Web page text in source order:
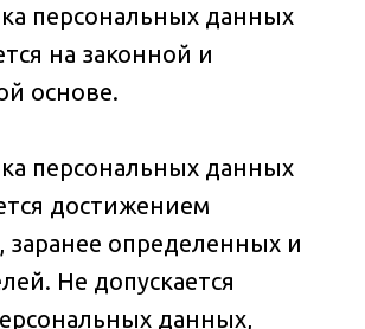
персональных данных
на законной и
основе.
персональных данных
достижением
заранее определенных и
Не допускается
данных,